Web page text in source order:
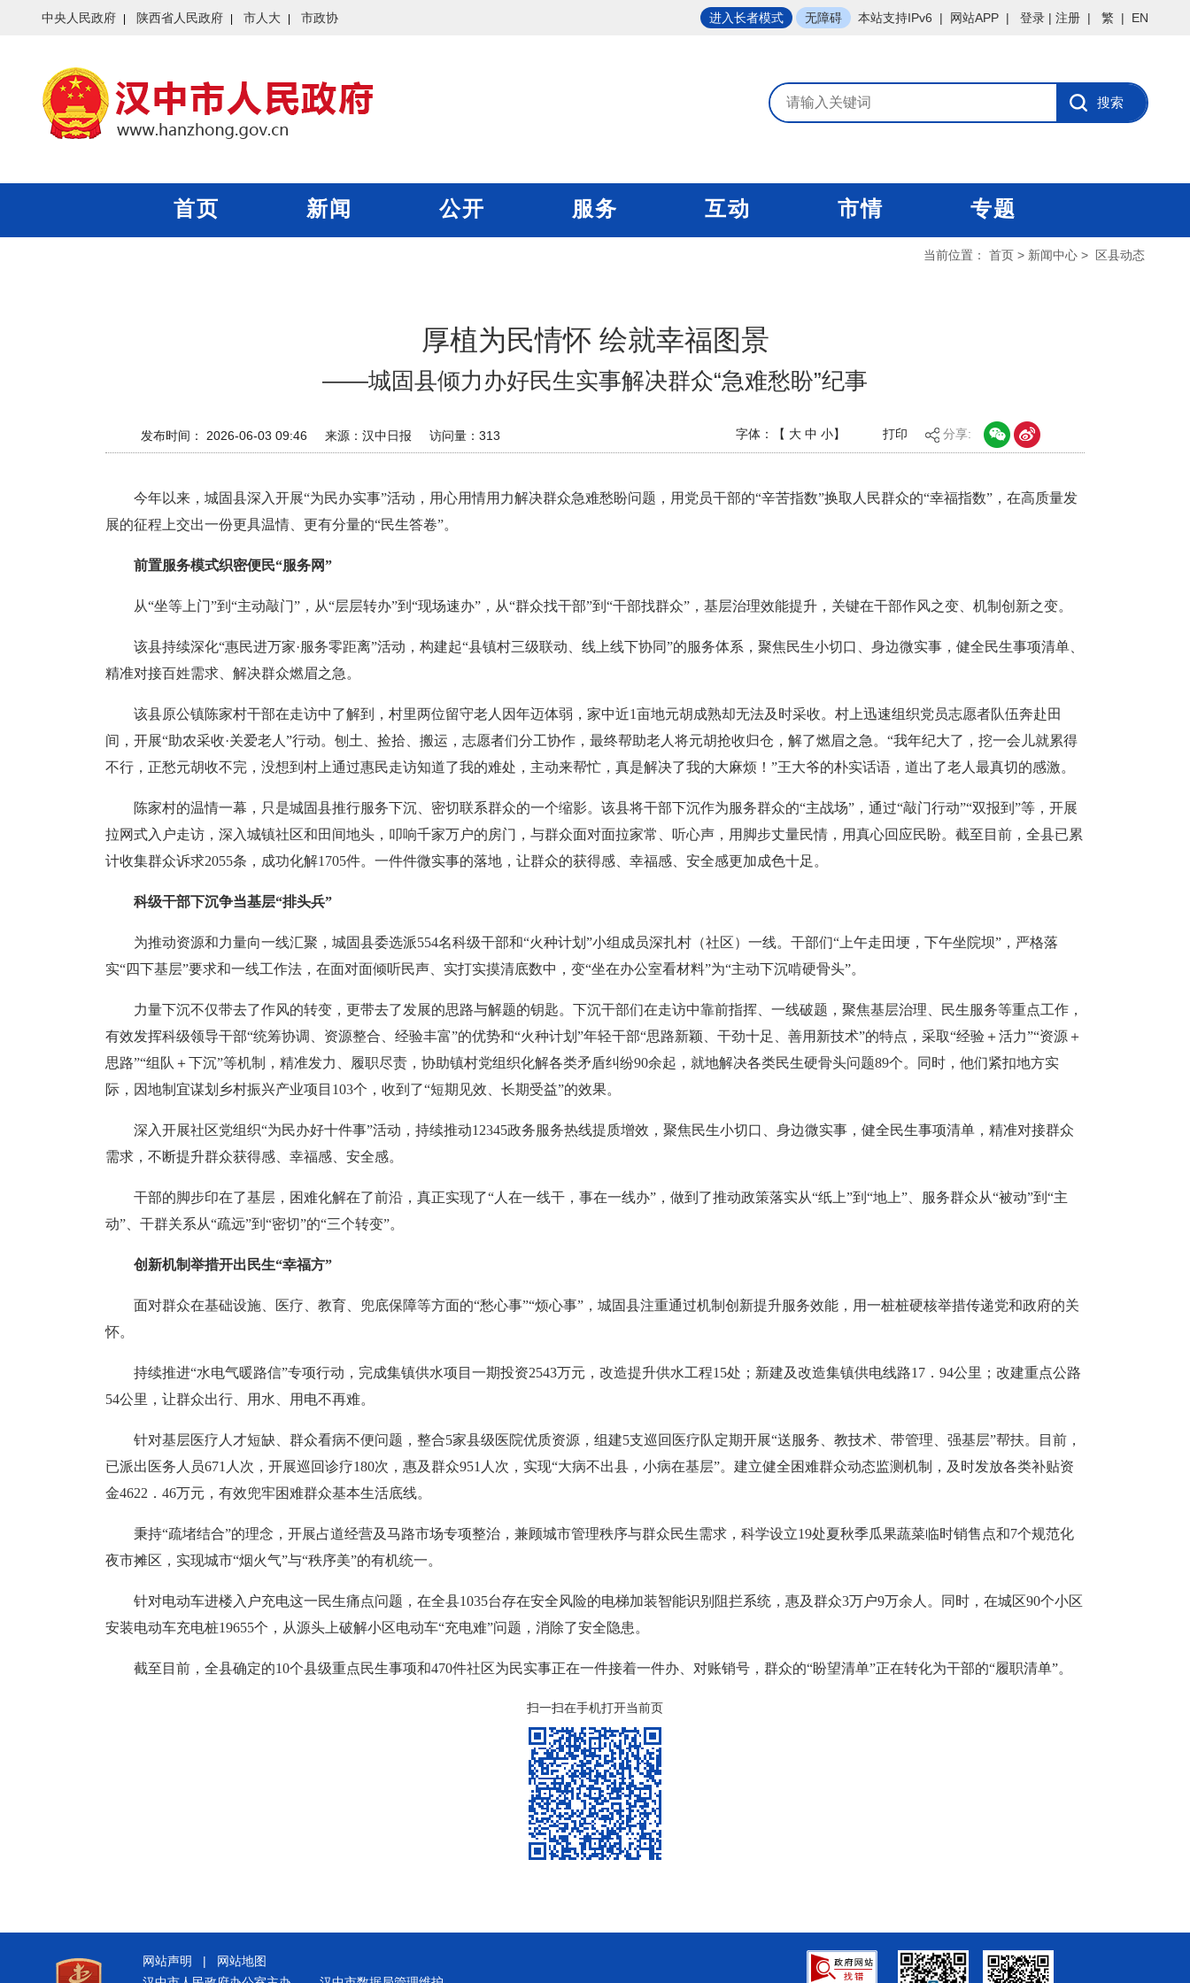
中央人民政府 陕西省人民政府 市人大 市政协 进入长者模式 无障碍 本站支持IPv6 | 网站APP | 登录 | 注册 | 繁 | EN
首页 新闻 公开 服务 互动 市情 专题
当前位置： 首页 > 新闻中心 > 区县动态
厚植为民情怀 绘就幸福图景
——城固县倾力办好民生实事解决群众“急难愁盼”纪事
发布时间： 2026-06-03 09:46 来源： 汉中日报 访问量： 313 字体：【 大 中 小】 打印 分享:
今年以来，城固县深入开展“为民办实事”活动，用心用情用力解决群众急难愁盼问题，用党员干部的“辛苦指数”换取人民群众的“幸福指数”，在高质量发
展的征程上交出一份更具温情、更有分量的“民生答卷”。
前置服务模式织密便民“服务网”
从“坐等上门”到“主动敲门”，从“层层转办”到“现场速办”，从“群众找干部”到“干部找群众”，基层治理效能提升，关键在干部作风之变、机制创新之变。
该县持续深化“惠民进万家·服务零距离”活动，构建起“县镇村三级联动、线上线下协同”的服务体系，聚焦民生小切口、身边微实事，健全民生事项清单、
精准对接百姓需求、解决群众燃眉之急。
该县原公镇陈家村干部在走访中了解到，村里两位留守老人因年迈体弱，家中近1亩地元胡成熟却无法及时采收。村上迅速组织党员志愿者队伍奔赴田
间，开展“助农采收·关爱老人”行动。刨土、捡拾、搬运，志愿者们分工协作，最终帮助老人将元胡抢收归仓，解了燃眉之急。“我年纪大了，挖一会儿就累得
不行，正愁元胡收不完，没想到村上通过惠民走访知道了我的难处，主动来帮忙，真是解决了我的大麻烦！”王大爷的朴实话语，道出了老人最真切的感激。
陈家村的温情一幕，只是城固县推行服务下沉、密切联系群众的一个缩影。该县将干部下沉作为服务群众的“主战场”，通过“敲门行动”“双报到”等，开展
拉网式入户走访，深入城镇社区和田间地头，叩响千家万户的房门，与群众面对面拉家常、听心声，用脚步丈量民情，用真心回应民盼。截至目前，全县已累
计收集群众诉求2055条，成功化解1705件。一件件微实事的落地，让群众的获得感、幸福感、安全感更加成色十足。
科级干部下沉争当基层“排头兵”
为推动资源和力量向一线汇聚，城固县委选派554名科级干部和“火种计划”小组成员深扎村（社区）一线。干部们“上午走田埂，下午坐院坝”，严格落
实“四下基层”要求和一线工作法，在面对面倾听民声、实打实摸清底数中，变“坐在办公室看材料”为“主动下沉啃硬骨头”。
力量下沉不仅带去了作风的转变，更带去了发展的思路与解题的钥匙。下沉干部们在走访中靠前指挥、一线破题，聚焦基层治理、民生服务等重点工作，
有效发挥科级领导干部“统筹协调、资源整合、经验丰富”的优势和“火种计划”年轻干部“思路新颖、干劲十足、善用新技术”的特点，采取“经验＋活力”“资源＋
思路”“组队＋下沉”等机制，精准发力、履职尽责，协助镇村党组织化解各类矛盾纠纷90余起，就地解决各类民生硬骨头问题89个。同时，他们紧扣地方实
际，因地制宜谋划乡村振兴产业项目103个，收到了“短期见效、长期受益”的效果。
深入开展社区党组织“为民办好十件事”活动，持续推动12345政务服务热线提质增效，聚焦民生小切口、身边微实事，健全民生事项清单，精准对接群众
需求，不断提升群众获得感、幸福感、安全感。
干部的脚步印在了基层，困难化解在了前沿，真正实现了“人在一线干，事在一线办”，做到了推动政策落实从“纸上”到“地上”、服务群众从“被动”到“主
动”、干群关系从“疏远”到“密切”的“三个转变”。
创新机制举措开出民生“幸福方”
面对群众在基础设施、医疗、教育、兜底保障等方面的“愁心事”“烦心事”，城固县注重通过机制创新提升服务效能，用一桩桩硬核举措传递党和政府的关
怀。
持续推进“水电气暖路信”专项行动，完成集镇供水项目一期投资2543万元，改造提升供水工程15处；新建及改造集镇供电线路17．94公里；改建重点公路
54公里，让群众出行、用水、用电不再难。
针对基层医疗人才短缺、群众看病不便问题，整合5家县级医院优质资源，组建5支巡回医疗队定期开展“送服务、教技术、带管理、强基层”帮扶。目前，
已派出医务人员671人次，开展巡回诊疗180次，惠及群众951人次，实现“大病不出县，小病在基层”。建立健全困难群众动态监测机制，及时发放各类补贴资
金4622．46万元，有效兜牢困难群众基本生活底线。
秉持“疏堵结合”的理念，开展占道经营及马路市场专项整治，兼顾城市管理秩序与群众民生需求，科学设立19处夏秋季瓜果蔬菜临时销售点和7个规范化
夜市摊区，实现城市“烟火气”与“秩序美”的有机统一。
针对电动车进楼入户充电这一民生痛点问题，在全县1035台存在安全风险的电梯加装智能识别阻拦系统，惠及群众3万户9万余人。同时，在城区90个小区
安装电动车充电桩19655个，从源头上破解小区电动车“充电难”问题，消除了安全隐患。
截至目前，全县确定的10个县级重点民生事项和470件社区为民实事正在一件接着一件办、对账销号，群众的“盼望清单”正在转化为干部的“履职清单”。
扫一扫在手机打开当前页
网站声明 |
网站地图